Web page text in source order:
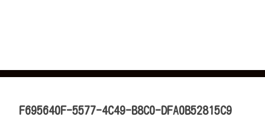
F695640F-5577-4C49-B8C0-DFA0B52815C9